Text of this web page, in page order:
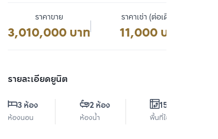
ราคาขาย
3,010,000 บาท
ราคาเช่า (ต่อเดือน)
11,000 บาท
รายละเอียดยูนิต
3 ห้อง
ห้องนอน
2 ห้อง
ห้องน้ำ
156 ตร.ม.
พื้นที่ใช้สอย